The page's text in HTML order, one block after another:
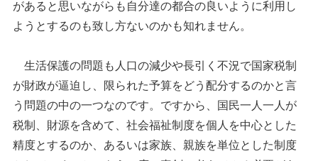
があると思いながらも自分達の都合の良いように利用し
ようとするのも致し方ないのかも知れません。
生活保護の問題も人口の減少や長引く不況で国家税制
が財政が逼迫し、限られた予算をどう配分するのかと言
う問題の中の一つなのです。ですから、国民一人一人が
税制、財源を含めて、社会福祉制度を個人を中心とした
精度とするのか、あるいは家族、親族を単位とした制度